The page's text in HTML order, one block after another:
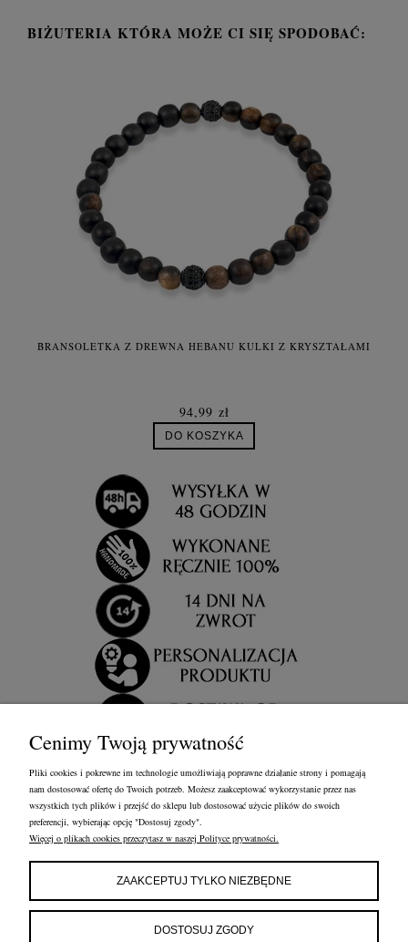
BIŻUTERIA KTÓRA MOŻE CI SIĘ SPODOBAĆ:
BRANSOLETKA Z DREWNA HEBANU KULKI Z KRYSZTAŁAMI
94,99 zł
DO KOSZYKA
OBSŁUGA KLIENTA FRANCOW JEWELRY
FRANCOW JEWELRY
ul. Kossaka 4/8, 49-200 Grodków
Cenimy Twoją prywatność
Pliki cookies i pokrewne im technologie umożliwiają poprawne działanie strony i pomagają
nam dostosować ofertę do Twoich potrzeb. Możesz zaakceptować wykorzystanie przez nas
wszystkich tych plików i przejść do sklepu lub dostosować użycie plików do swoich
preferencji, wybierając opcję "Dostosuj zgody".
Więcej o plikach cookies przeczytasz w naszej Polityce prywatności.
ZAAKCEPTUJ TYLKO NIEZBĘDNE
DOSTOSUJ ZGODY